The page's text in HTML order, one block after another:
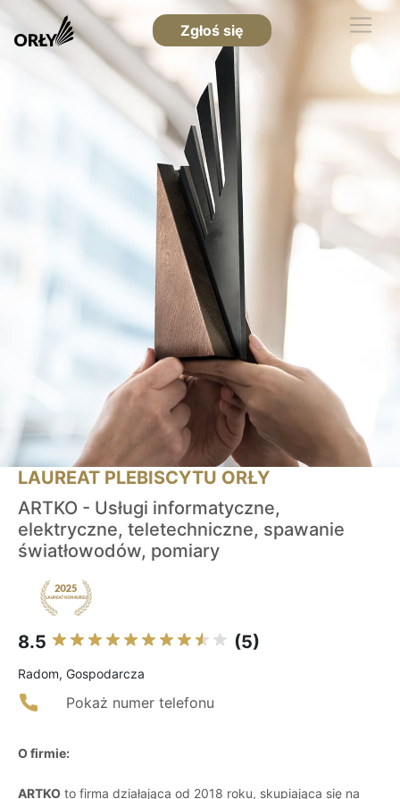
Zgłoś się
LAUREAT PLEBISCYTU ORŁY
ARTKO - Usługi informatyczne,
elektryczne, teletechniczne, spawanie
światłowodów, pomiary
8.5 (5)
Radom, Gospodarcza
Pokaż numer telefonu
O firmie:
ARTKO to firma działająca od 2018 roku, skupiająca się na